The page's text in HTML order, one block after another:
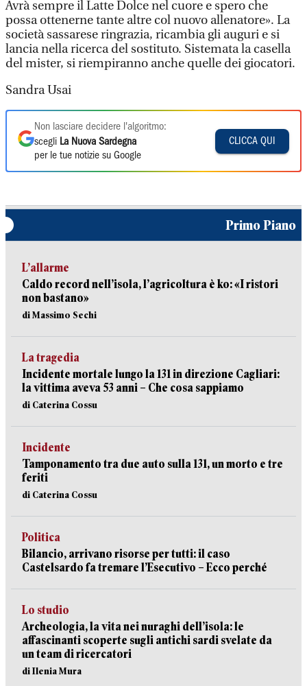
Avrà sempre il Latte Dolce nel cuore e spero che
possa ottenerne tante altre col nuovo allenatore». La
società sassarese ringrazia, ricambia gli auguri e si
lancia nella ricerca del sostituto. Sistemata la casella
del mister, si riempiranno anche quelle dei giocatori.
Sandra Usai
Non lasciare decidere l'algoritmo:
scegli La Nuova Sardegna
per le tue notizie su Google
CLICCA QUI
Primo Piano
L’allarme
Caldo record nell’isola, l’agricoltura è ko: «I ristori
non bastano»
di Massimo Sechi
La tragedia
Incidente mortale lungo la 131 in direzione Cagliari:
la vittima aveva 53 anni – Che cosa sappiamo
di Caterina Cossu
Incidente
Tamponamento tra due auto sulla 131, un morto e tre
feriti
di Caterina Cossu
Politica
Bilancio, arrivano risorse per tutti: il caso
Castelsardo fa tremare l’Esecutivo – Ecco perché
Lo studio
Archeologia, la vita nei nuraghi dell’isola: le
affascinanti scoperte sugli antichi sardi svelate da
un team di ricercatori
di Ilenia Mura